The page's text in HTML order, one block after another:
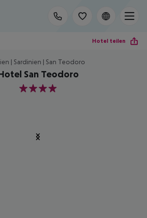
Hotel teilen
| Sardinien | San Teodoro
San Teodoro
4